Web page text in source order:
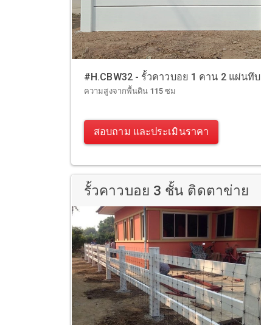
#H.CBW32 - รั้วคาวบอย 1 คาน 2 แผ่นทึบ
ความสูงจากพื้นดิน 115 ซม
สอบถาม และประเมินราคา
รั้วคาวบอย 3 ชั้น ติดตาข่าย